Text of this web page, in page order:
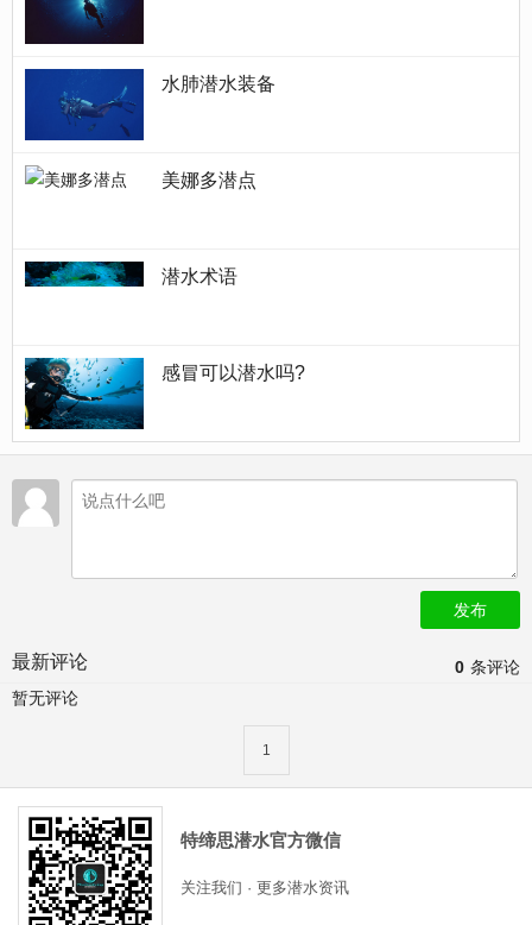
水肺潜水装备
美娜多潜点
潜水术语
感冒可以潜水吗?
发布
0 条评论
最新评论
暂无评论
1
特缔思潜水官方微信
关注我们 · 更多潜水资讯